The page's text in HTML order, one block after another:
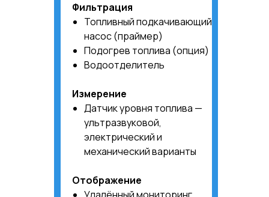
Фильтрация
Топливный подкачивающий
насос (праймер)
Подогрев топлива (опция)
Водоотделитель
Измерение
Датчик уровня топлива —
ультразвуковой,
электрический и
механический варианты
Отображение